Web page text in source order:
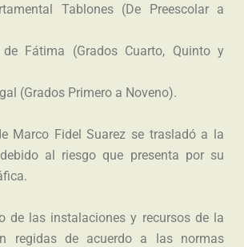
Tablones (De Preescolar a
de Fátima (Grados Cuarto, Quinto y
(Grados Primero a Noveno).
Marco Fidel Suarez se trasladó a la
al riesgo que presenta por su
de las instalaciones y recursos de la
regidas de acuerdo a las normas